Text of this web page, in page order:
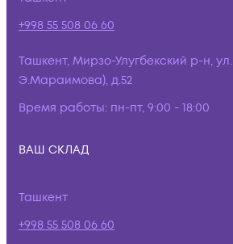
+998 55 508 06 60
Ташкент, Мирзо-Улугбекский р-н,
Э.Мараимова), д.52
Время работы: пн-пт, 9:00 - 18:00
ВАШ СКЛАД
Ташкент
+998 55 508 06 60